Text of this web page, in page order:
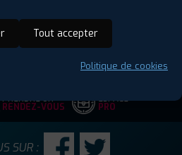
PRENDRE UN
RENDEZ-VOUS
ESPACE
PRO
SUR :
Tout accepter
Politique de cookies